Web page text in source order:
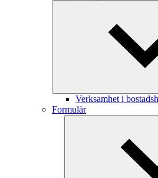
Verksamhet i
Formulär